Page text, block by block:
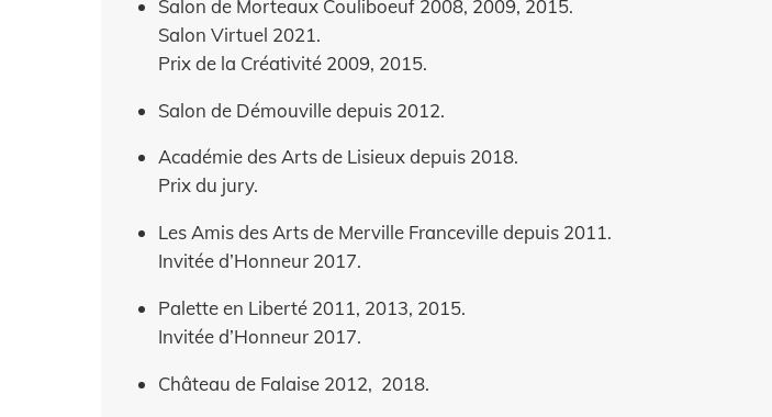
Salon de Morteaux Couliboeuf 2008, 2009, 2015.
Salon Virtuel 2021.
Prix de la Créativité 2009, 2015.
Salon de Démouville depuis 2012.
Académie des Arts de Lisieux depuis 2018.
Prix du jury.
Les Amis des Arts de Merville Franceville depuis 2011.
Invitée d’Honneur 2017.
Palette en Liberté 2011, 2013, 2015.
Invitée d’Honneur 2017.
Château de Falaise 2012, 2018.